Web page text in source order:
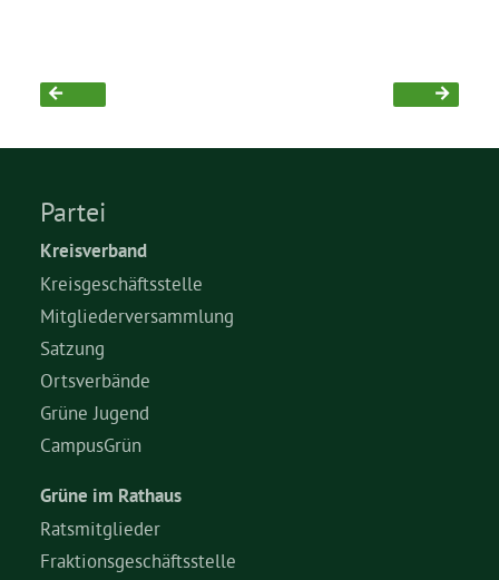
Partei
Kreisverband
Kreisgeschäftsstelle
Mitgliederversammlung
Satzung
Ortsverbände
Grüne Jugend
CampusGrün
Grüne im Rathaus
Ratsmitglieder
Fraktionsgeschäftsstelle